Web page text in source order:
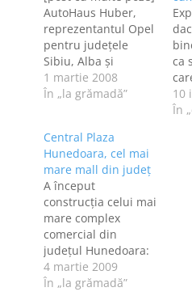
AutoHaus Huber,
reprezentantul Opel
pentru judeţele
Sibiu, Alba şi
Hunedoara, a
deschis, vineri, la
Hunedoara], prima
reprezentanţă Opel
din judeţul
Hunedoara.
Inaugurarea n-a fost
cu "pamblică", deci
preşedintele CJ,
Mircea Moloţ, n-a
fost prezent, în
schimb au participat
1 martie 2008
În „la grămadă”
ca
10
În
Central Plaza
Hunedoara, cel mai
mare mall din judeţ
A început
construcţia celui mai
mare complex
comercial din
judeţul Hunedoara:
Central Plaza. Acesta
va fi amplasat în
4 martie 2009
În „la grămadă”